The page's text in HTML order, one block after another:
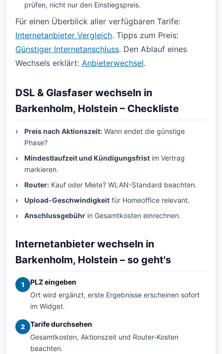
prüfen, nicht nur den Einstiegspreis.
Für einen Überblick aller verfügbaren Tarife:
Internetanbieter Vergleich. Tipps zum Preis:
Günstiger Internetanschluss. Den Ablauf eines
Wechsels erklärt: Anbieterwechsel.
DSL & Glasfaser wechseln in
Barkenholm, Holstein – Checkliste
Preis nach Aktionszeit: Wann endet die günstige
Phase?
Mindestlaufzeit und Kündigungsfrist im Vertrag
markieren.
Router: Kauf oder Miete? WLAN-Standard beachten.
Upload-Geschwindigkeit für Homeoffice relevant.
Anschlussgebühr in Gesamtkosten einrechnen.
Internetanbieter wechseln in
Barkenholm, Holstein – so geht's
1
PLZ eingeben
Ort wird ergänzt, erste Ergebnisse erscheinen sofort
im Widget.
2
Tarife durchsehen
Gesamtkosten, Aktionszeit und Router-Kosten
beachten.